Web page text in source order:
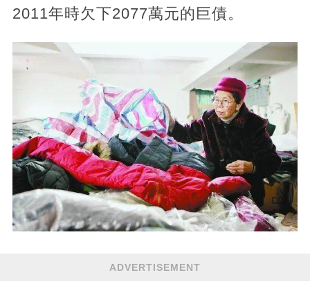
2011年時欠下2077萬元的巨債。
ADVERTISEMENT